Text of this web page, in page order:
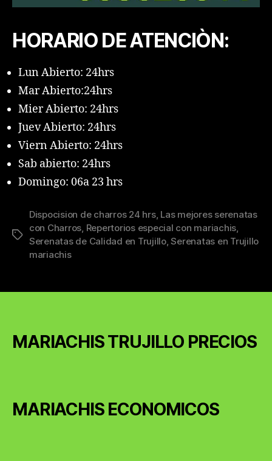
HORARIO DE ATENCIÒN:
Lun Abierto: 24hrs
Mar Abierto:24hrs
Mier Abierto: 24hrs
Juev Abierto: 24hrs
Viern Abierto: 24hrs
Sab abierto: 24hrs
Domingo: 06a 23 hrs
Tags
Dispocision de charros 24 hrs, Las mejores serenatas
con Charros Repertorios especial con mariachis
Serenatas de Calidad en Trujillo,Serenatas en Trujillo
mariachis
MARIACHIS TRUJILLO PRECIOS
MARIACHIS ECONOMICOS